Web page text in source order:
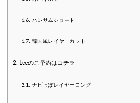
1.6. ハンサムショート
1.7. 韓国風レイヤーカット
2. Leeのご予約はコチラ
2.1. ナビっぽレイヤーロング